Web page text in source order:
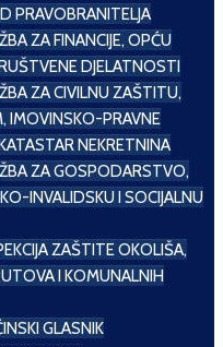
PRAVOBRANITELJA
ZA FINANCIJE, OPĆU
DJELATNOSTI
ZA CIVILNU ZAŠTITU,
IMOVINSKO-PRAVNE
NEKRETNINA
ZA GOSPODARSTVO,
INVALIDSKU I SOCIJALNU
ZAŠTITE OKOLIŠA,
I KOMUNALNIH
GLASNIK